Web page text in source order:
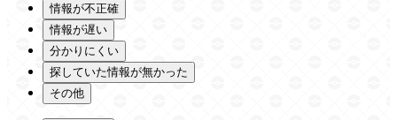
情報が不正確
情報が遅い
分かりにくい
探していた情報が無かった
その他